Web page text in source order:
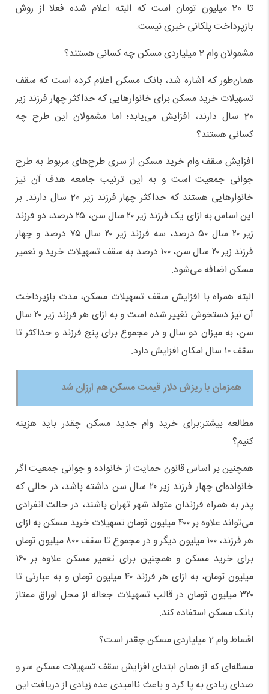
تا 20 میلیون تومان است که البته اعلام شده فعلا از روش
بازپرداخت پلکانی خبری نیست.
مشمولان وام 2 میلیاردی مسکن چه کسانی هستند؟
همان‌طور که اشاره شد، بانک مسکن اعلام کرده است که سقف
تسهیلات خرید مسکن برای خانوارهایی که حداکثر چهار فرزند زیر
20 سال دارند، افزایش می‌یابد؛ اما مشمولان این طرح چه
کسانی هستند؟
افزایش سقف وام خرید مسکن از سری طرح‌های مربوط به طرح
جوانی جمعیت است و به این ترتیب جامعه هدف آن نیز
خانوارهایی هستند که حداکثر چهار فرزند زیر 20 سال دارند. بر
این اساس به ازای یک فرزند زیر ۲۰ سال سن، ۲۵ درصد، دو فرزند
زیر ۲۰ سال ۵۰ درصد، سه فرزند زیر ۲۰ سال ۷۵ درصد و چهار
فرزند زیر ۲۰ سال سن، ۱۰۰ درصد به سقف تسهیلات خرید و تعمیر
مسکن اضافه می‌شود.
البته همراه با افزایش سقف تسهیلات مسکن، مدت بازپرداخت
آن نیز دستخوش تغییر شده است و به ازای هر فرزند زیر ۲۰ سال
سن، به میزان دو سال و در مجموع برای پنج فرزند و حداکثر تا
سقف ۱۰ سال امکان افزایش دارد.
همزمان با ریزش دلار قیمت مسکن هم ارزان شد
مطالعه بیشتر:برای خرید وام جدید مسکن چقدر باید هزینه
کنیم؟
همچنین بر اساس قانون حمایت از خانواده و جوانی جمعیت اگر
خانواده‌ای چهار فرزند زیر ۲۰ سال سن داشته باشد، در حالی که
پدر به همراه فرزندان متولد شهر تهران باشند، در حالت انفرادی
می‌تواند علاوه بر ۴۰۰ میلیون تومان تسهیلات خرید مسکن به ازای
هر فرزند، ۱۰۰ میلیون دیگر و در مجموع تا سقف ۸۰۰ میلیون تومان
برای خرید مسکن و همچنین برای تعمیر مسکن علاوه بر ۱۶۰
میلیون تومان، به ازای هر فرزند ۴۰ میلیون تومان و به عبارتی تا
۳۲۰ میلیون تومان در قالب تسهیلات جعاله از محل اوراق ممتاز
بانک مسکن استفاده کند.
اقساط وام 2 میلیاردی مسکن چقدر است؟
مسئله‌ای که از همان ابتدای افزایش سقف تسهیلات مسکن سر و
صدای زیادی به پا کرد و باعث ناامیدی عده زیادی از دریافت این